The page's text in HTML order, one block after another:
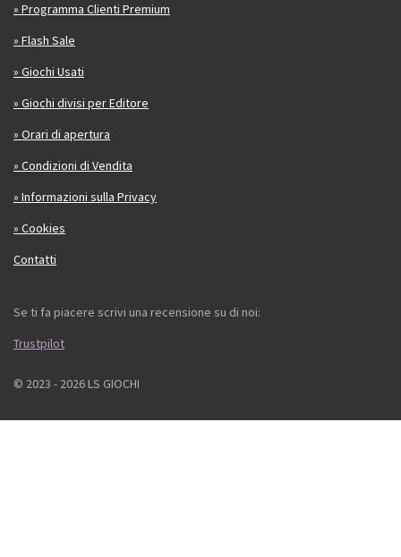
» Programma Clienti Premium
» Flash Sale
» Giochi Usati
» Giochi divisi per Editore
» Orari di apertura
» Condizioni di Vendita
» Informazioni sulla Privacy
» Cookies
Contatti
Se ti fa piacere scrivi una recensione su di noi:
Trustpilot
© 2023 - 2026 LS GIOCHI